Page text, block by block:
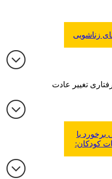
زناشویی
تغییر عادت
برخورد با
کودکان: